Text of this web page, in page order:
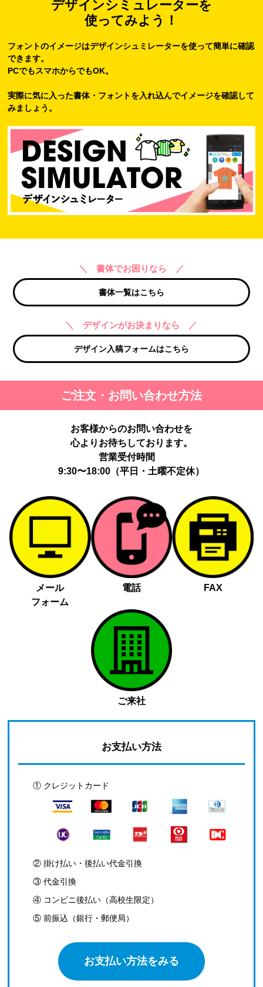
デザインシミュレーターを
使ってみよう！
フォントのイメージはデザインシュミレーターを使って簡単に確認
できます。
PCでもスマホからでもOK。
実際に気に入った書体・フォントを入れ込んでイメージを確認して
みましょう。
＼ 書体でお困りなら ／
書体一覧はこちら
＼ デザインがお決まりなら ／
デザイン入稿フォームはこちら
ご注文・お問い合わせ方法
お客様からのお問い合わせを
心よりお待ちしております。
営業受付時間
9:30〜18:00（平日・土曜不定休）
メール
フォーム
電話 FAX
ご来社
お支払い方法
① クレジットカード
② 掛け払い・後払い代金引換
③ 代金引換
④ コンビニ後払い（高校生限定）
⑤ 前振込（銀行・郵便局）
お支払い方法をみる